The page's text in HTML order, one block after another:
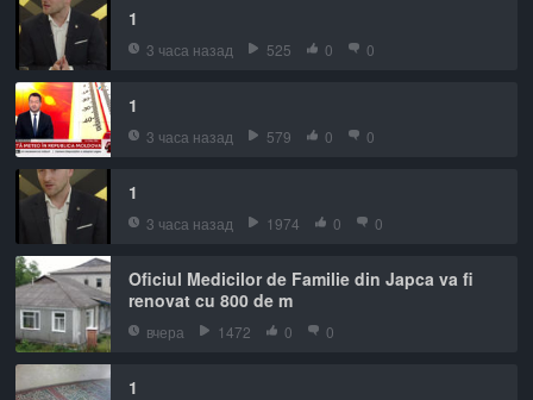
1
3 часа назад 525 0 0
1
3 часа назад 579 0 0
1
3 часа назад 1974 0 0
Oficiul Medicilor de Familie din Japca va fi
renovat cu 800 de m
вчера 1472 0 0
1